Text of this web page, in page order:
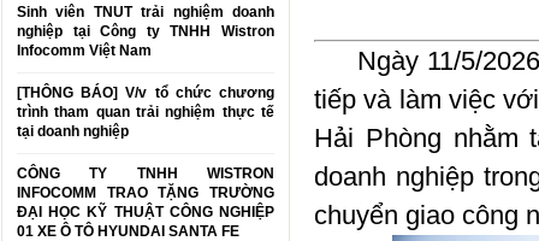
Sinh viên TNUT trải nghiệm doanh
nghiệp tại Công ty TNHH Wistron
Infocomm Việt Nam
[THÔNG BÁO] V/v tổ chức chương
trình tham quan trải nghiệm thực tế
tại doanh nghiệp
CÔNG TY TNHH WISTRON
INFOCOMM TRAO TẶNG TRƯỜNG
ĐẠI HỌC KỸ THUẬT CÔNG NGHIỆP
01 XE Ô TÔ HYUNDAI SANTA FE
Ngày 11/5/
tiếp và làm việc
Hải Phòng nhằm
doanh nghiệp
chuyển giao công